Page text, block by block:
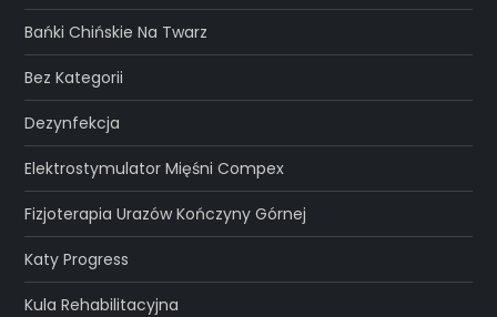
Bańki Chińskie Na Twarz
Bez Kategorii
Dezynfekcja
Elektrostymulator Mięśni Compex
Fizjoterapia Urazów Kończyny Górnej
Katy Progress
Kula Rehabilitacyjna